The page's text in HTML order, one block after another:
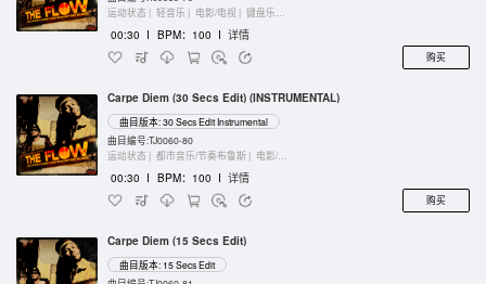
运动状态 | 轻音乐 | 电影/电视 | 键盘乐器
00:30 I BPM：100 I 详情
购买
Carpe Diem (30 Secs Edit) (INSTRUMENTAL)
曲目版本: 30 Secs Edit Instrumental
曲目编号:TJ0060-80
运动状态 | 都市音乐/节奏布鲁斯 | 电影/电视 |
00:30 I BPM：100 I 详情
购买
Carpe Diem (15 Secs Edit)
曲目版本: 15 Secs Edit